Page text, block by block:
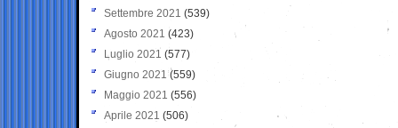
Settembre 2021 (539)
Agosto 2021 (423)
Luglio 2021 (577)
Giugno 2021(559)
Maggio 2021 (556)
Aprile 2021 (506)